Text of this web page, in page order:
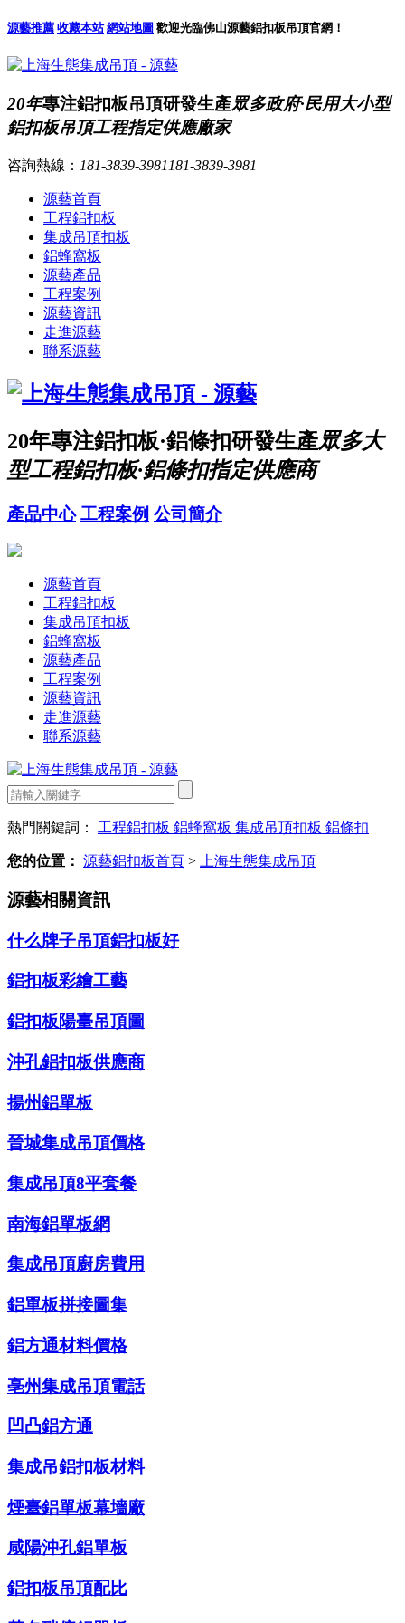
源藝推薦 收藏本站 網站地圖 歡迎光臨佛山源藝鋁扣板吊頂官網！
20年專注鋁扣板吊頂研發生產眾多政府·民用大小型
鋁扣板吊頂工程指定供應廠家
咨詢熱線： 181-3839-3981 181-3839-3981
源藝首頁
工程鋁扣板
集成吊頂扣板
鋁蜂窩板
源藝產品
工程案例
源藝資訊
走進源藝
聯系源藝
20年專注鋁扣板·鋁條扣研發生產眾多大
型工程鋁扣板·鋁條扣指定供應商
產品中心 工程案例 公司簡介
源藝首頁
工程鋁扣板
集成吊頂扣板
鋁蜂窩板
源藝產品
工程案例
源藝資訊
走進源藝
聯系源藝
熱門關鍵詞： 工程鋁扣板 鋁蜂窩板 集成吊頂扣板 鋁條扣
您的位置： 源藝鋁扣板首頁 > 上海生態集成吊頂
源藝相關資訊
什么牌子吊頂鋁扣板好
鋁扣板彩繪工藝
鋁扣板陽臺吊頂圖
沖孔鋁扣板供應商
揚州鋁單板
晉城集成吊頂價格
集成吊頂8平套餐
南海鋁單板網
集成吊頂廚房費用
鋁單板拼接圖集
鋁方通材料價格
亳州集成吊頂電話
凹凸鋁方通
集成吊鋁扣板材料
煙臺鋁單板幕墻廠
咸陽沖孔鋁單板
鋁扣板吊頂配比